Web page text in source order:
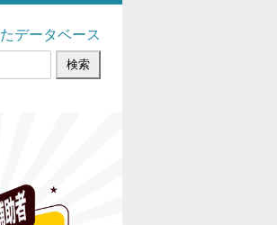
データベース